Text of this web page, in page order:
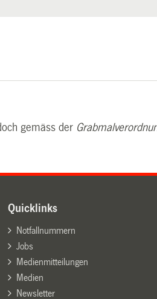
gemäss der
Quicklinks
Notfallnummern
Jobs
Medienmitteilungen
Medien
Newsletter